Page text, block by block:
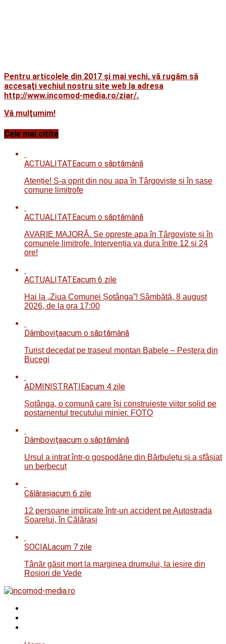
Pentru articolele din 2017 şi mai vechi, vă rugăm să
accesaţi vechiul nostru site web la adresa
http://www.incomod-media.ro/ziar/.
Vă mulţumim!
Cele mai citite
ACTUALITATEacum o săptămână
Atenție! S-a oprit din nou apa în Târgoviște și în șase
comune limitrofe
ACTUALITATEacum o săptămână
AVARIE MAJORĂ. Se oprește apa în Târgoviște și în
comunele limitrofe. Intervenția va dura între 12 și 24
ore!
ACTUALITATEacum 6 zile
Hai la „Ziua Comunei Șotânga”! Sâmbătă, 8 august
2026, de la ora 17:00
Dâmboviţaacum o săptămână
Turist decedat pe traseul montan Babele – Peștera din
Bucegi
ADMINISTRAŢIEacum 4 zile
Șotânga, o comună care își construiește viitor solid pe
postamentul trecutului minier. FOTO
Dâmboviţaacum o săptămână
Ursul a intrat într-o gospodărie din Bărbulețu și a sfâșiat
un berbecuț
Călăraşiacum 6 zile
12 persoane implicate într-un accident pe Autostrada
Soarelui, în Călărași
SOCIALacum 7 zile
Tânăr găsit mort la marginea drumului, la ieșire din
Roșiori de Vede